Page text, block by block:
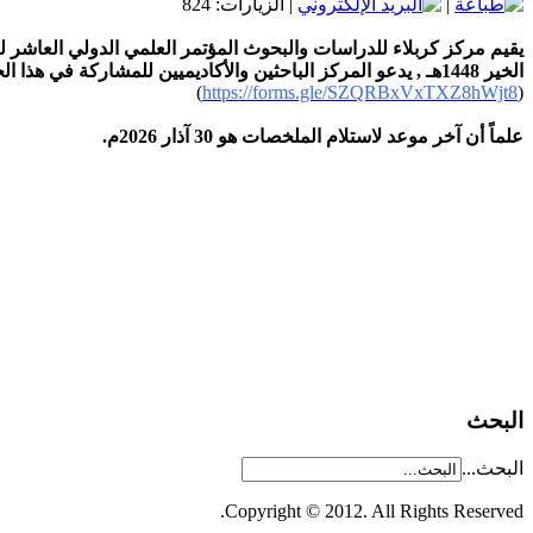
| الزيارات: 824
يقيم مركز كربلاء للدراسات والبحوث المؤتمر العلمي الدولي العاشر
الخير 1448هـ ,
يدعو المركز الباحثين والأكاديميين للمشاركة في
(
https://forms.gle/SZQRBxVxTXZ8hWjt8
)
علماً أن آخر موعد لاستلام الملخصات هو 30 آذار 2026م.
البحث
البحث...
Copyright © 2012. All Rights Reserved.